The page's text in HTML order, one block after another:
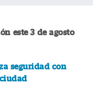
este 3 de agosto
seguridad con